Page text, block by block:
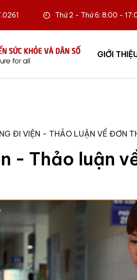
Thứ 2 - Thứ 6: 8:00 -
GIỚI
ĐI VIỆN - THẢO LUẬN VỀ ĐƠN
- Thảo luận